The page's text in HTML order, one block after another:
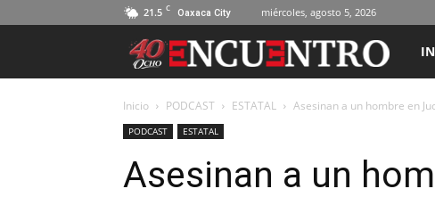
21.5 C Oaxaca City miércoles, agosto 5, 2026
Inicio PODCAST ESTATAL Asesinan a un hombre en
PODCAST ESTATAL
Asesinan a un